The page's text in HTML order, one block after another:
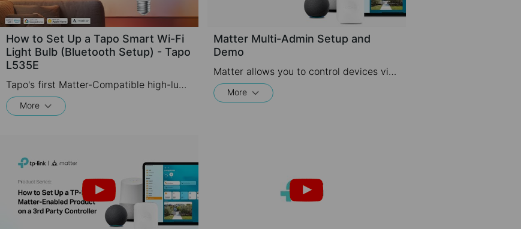
How to Set Up a Tapo Smart Wi-Fi
Light Bulb (Bluetooth Setup) - Tapo
L535E
Tapo's first Matter-Compatible high-lumen multicolor smart bulb seamlessly integrates with certified smart home platforms, including Apple Home, Amazon Alexa, Google Assistant, and Samsung SmartThings. No hub is required.
More
Matter Multi-Admin Setup and
Demo
Matter allows you to control devices via multiple smart home systems at the same time through its Multi-Admin feature. This video will give you instructions on how to set up a matter-enabled device via matter multi-admin feature.
More